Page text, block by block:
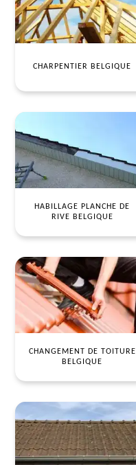
CHARPENTIER BELGIQUE
HABILLAGE PLANCHE DE
RIVE BELGIQUE
CHANGEMENT DE TOITURE
BELGIQUE